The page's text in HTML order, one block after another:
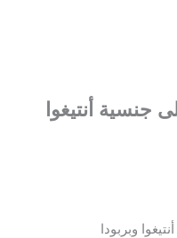
جنسية أنتيغوا
وبربودا